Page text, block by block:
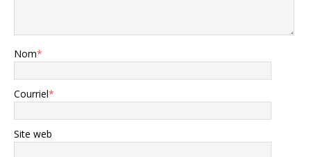
Nom*
Courriel*
Site web